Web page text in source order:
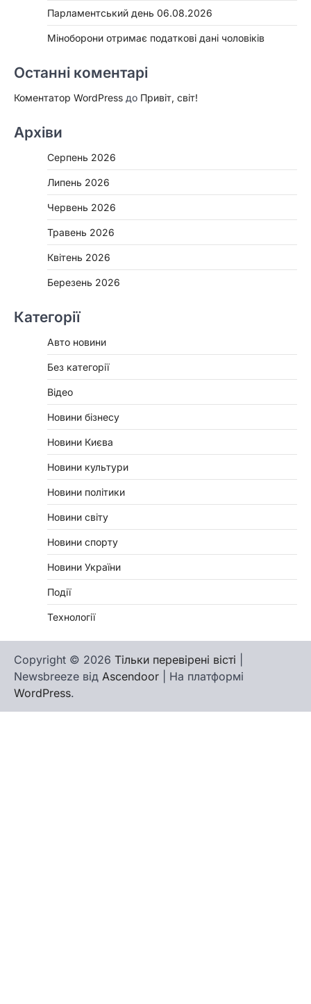
Парламентський день 06.08.2026
Міноборони отримає податкові дані чоловіків
Останні коментарі
Коментатор WordPress до Привіт, світ!
Архіви
Серпень 2026
Липень 2026
Червень 2026
Травень 2026
Квітень 2026
Березень 2026
Категорії
Авто новини
Без категорії
Відео
Новини бізнесу
Новини Києва
Новини культури
Новини політики
Новини світу
Новини спорту
Новини України
Події
Технології
Copyright © 2026 Тільки перевірені вісті
Newsbreeze від Ascendoor | На платформі
WordPress.